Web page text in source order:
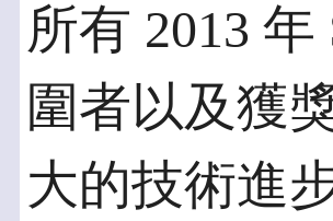
所有 2013
圍者以及獲
大的技術進